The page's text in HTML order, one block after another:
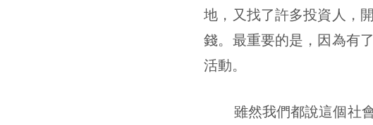
地，又找了許多投資人，
錢。最重要的是，因為有
活動。
雖然我們都說這個社會